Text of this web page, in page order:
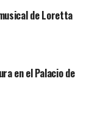
de Loretta
en el Palacio de